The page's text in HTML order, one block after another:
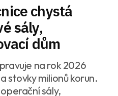
chystá
sály,
dům
na rok 2026
stovky milionů korun.
sály,